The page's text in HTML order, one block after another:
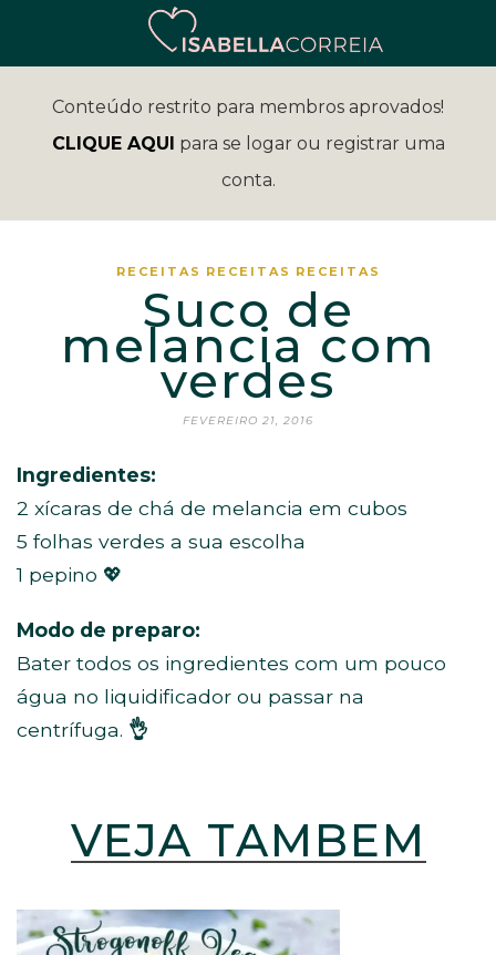
Conteúdo restrito para membros aprovados!
CLIQUE AQUI para se logar ou registrar uma
conta.
RECEITAS RECEITAS RECEITAS
Suco de
melancia com
verdes
FEVEREIRO 21, 2016
Ingredientes:
2 xícaras de chá de melancia em cubos
5 folhas verdes a sua escolha
1 pepino 💖
Modo de preparo:
Bater todos os ingredientes com um pouco
água no liquidificador ou passar na
centrífuga. 👌
VEJA TAMBÉM